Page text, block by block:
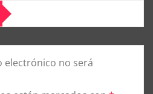
electrónico no será